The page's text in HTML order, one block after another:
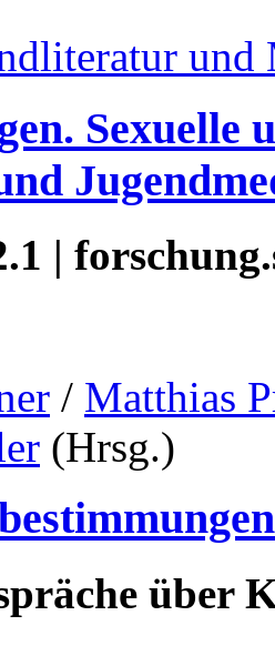
und
Sexuelle
|
/ Matthias
(Hrsg.)
über